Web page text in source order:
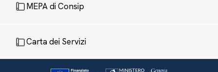
MEPA di Consip
Carta dei Servizi